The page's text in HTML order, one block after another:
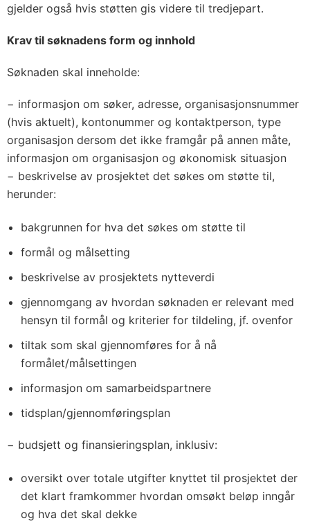
gjelder også hvis støtten gis videre til tredjepart.
Krav til søknadens form og innhold
Søknaden skal inneholde:
− informasjon om søker, adresse, organisasjonsnummer
(hvis aktuelt), kontonummer og kontaktperson, type
organisasjon dersom det ikke framgår på annen måte,
informasjon om organisasjon og økonomisk situasjon
− beskrivelse av prosjektet det søkes om støtte til,
herunder:
bakgrunnen for hva det søkes om støtte til
formål og målsetting
beskrivelse av prosjektets nytteverdi
gjennomgang av hvordan søknaden er relevant med
hensyn til formål og kriterier for tildeling, jf. ovenfor
tiltak som skal gjennomføres for å nå
formålet/målsettingen
informasjon om samarbeidspartnere
tidsplan/gjennomføringsplan
− budsjett og finansieringsplan, inklusiv:
oversikt over totale utgifter knyttet til prosjektet der
det klart framkommer hvordan omsøkt beløp inngår
og hva det skal dekke